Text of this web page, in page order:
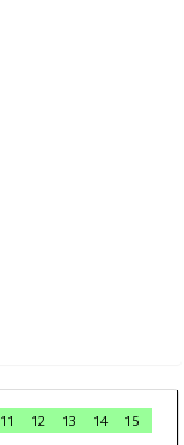
11 12 13 14
15